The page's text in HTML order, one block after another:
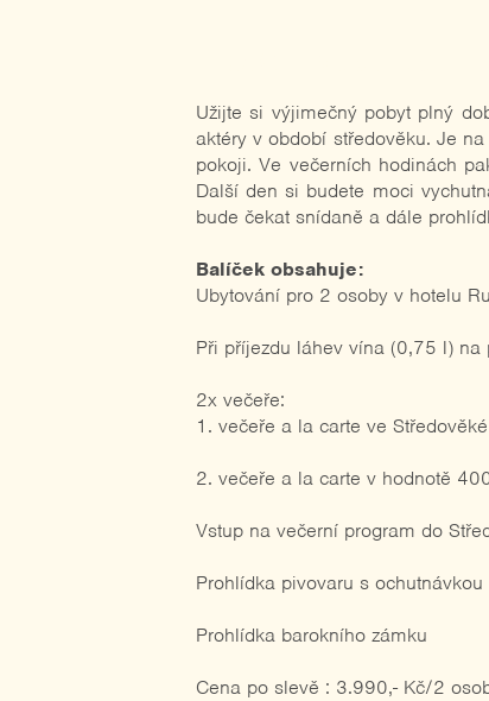
Užijte si výjimečný pobyt plný
aktéry v období středověku. Je
pokoji. Ve večerních hodinách
Další den si budete moci
bude čekat snídaně a dále
Balíček obsahuje:
Ubytování pro 2 osoby v hotelu
Při příjezdu láhev vína (0,75 l) na
2x večeře:
1. večeře a la carte ve
2. večeře a la carte v hodnotě
Vstup na večerní program do
Prohlídka pivovaru s
Prohlídka barokního zámku
Cena po slevě : 3.990,- Kč/2